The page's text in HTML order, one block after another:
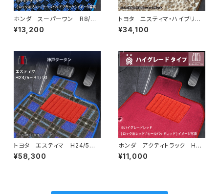
ホンダ スーパーワン R8/
5〜 JG6 フロアマット一式
カーマット スタンダードタイプ
¥13,200
トヨタ エスティマ・ハイブリッ
ド H18/6〜H24/5（前期） 2
0系 フロアマット一式 カーマ
¥34,100
トヨタ エスティマ H24/5〜R
1/10（後期） 50系 フロアマッ
ト一式 カーマット 神戸タータ
¥58,300
ホンダ アクティトラック H21/
12〜R3/4 HA8・HA9 フロ
アマット一式 カーマット ハイ
¥11,000